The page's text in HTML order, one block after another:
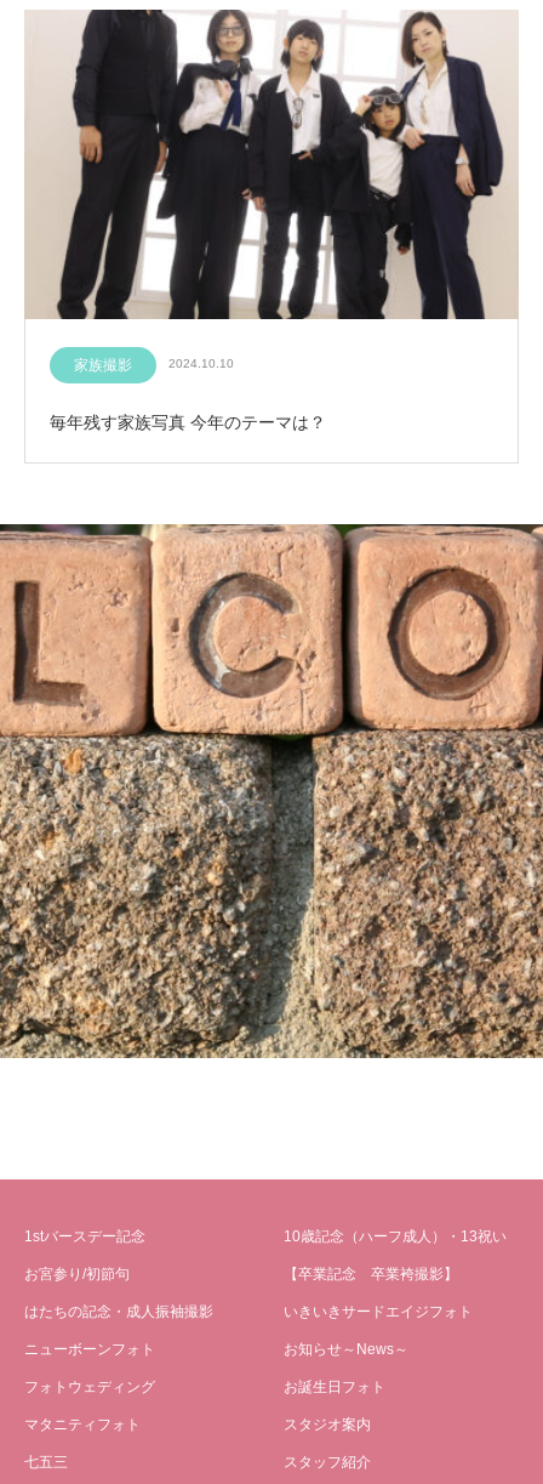
家族撮影 2024.10.10
毎年残す家族写真 今年のテーマは？
1stバースデー記念
お宮参り/初節句
はたちの記念・成人振袖撮影
ニューボーンフォト
フォトウェディング
マタニティフォト
七五三
10歳記念（ハーフ成人）・13祝い
【卒業記念 卒業袴撮影】
いきいきサードエイジフォト
お知らせ～News～
お誕生日フォト
スタジオ案内
スタッフ紹介